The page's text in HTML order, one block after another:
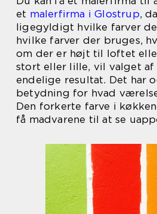
et malerfirma i Glostrup,
ligegyldigt hvilke farver
hvilke farver der bruges,
om der er højt til loftet
stort eller lille, vil valget af
endelige resultat. Det har
betydning for hvad
Den forkerte farve i
få madvarene til at se